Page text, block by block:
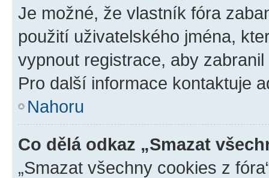
Je možné, že vlastník fóra
použití uživatelského jména,
vypnout registrace, aby
Pro další informace kontaktuje
Nahoru
Co dělá odkaz „Smazat
„Smazat všechny cookies z